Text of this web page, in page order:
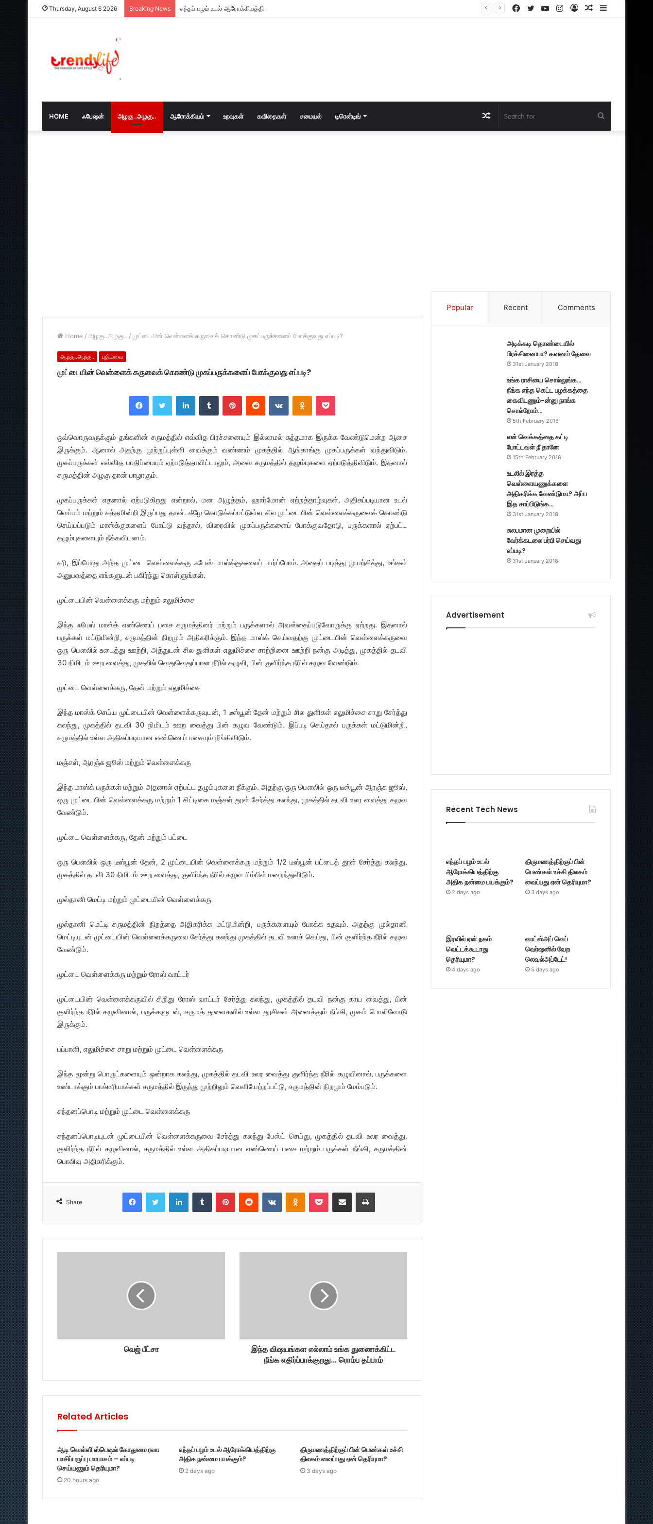
Thursday, August 6 2026 Breaking News எந்தப் பழம் உடல் ஆரோக்கியத்திற்கு அதிக நன்மை பயக்கும்? Sidebar
Random
Log
Instagram
YouTube
Twitter
Facebook
HOME ஃபேஷன் அழகு..அழகு.. ஆரோக்கியம் உறவுகள் கவிதைகள் சமையல் டிரென்டிங் Random
Home / அழகு..அழகு.. / முட்டையின் வெள்ளைக் கருவைக் கொண்டு முகப்பருக்களைப் போக்குவது எப்படி?
அழகு..அழகு.. புதியவை
முட்டையின் வெள்ளைக் கருவைக் கொண்டு முகப்பருக்களைப் போக்குவது எப்படி?
FacebookTwitter LinkedInTumblr PinterestReddit VKontakteOdnoklassniki
Pocket
ஒவ்வொருவருக்கும் தங்களின் சருமத்தில் எவ்வித பிரச்சனையும் இல்லாமல் சுத்தமாக இருக்க வேண்டுமென்ற ஆசை
இருக்கும். ஆனால் அதற்கு முற்றுப்புள்ளி வைக்கும் வண்ணம் முகத்தில் ஆங்காங்கு முகப்பருக்கள் வந்துவிடும்.
முகப்பருக்கள் எவ்வித பாதிப்பையும் ஏற்படுத்தாவிட்டாலும், அவை சருமத்தில் தழும்புகளை ஏற்படுத்திவிடும். இதனால்
சருமத்தின் அழகு தான் பாழாகும்.
முகப்பருக்கள் எதனால் ஏற்படுகிறது என்றால், மன அழுத்தம், ஹார்மோன் ஏற்றத்தாழ்வுகள், அதிகப்படியான உடல்
வெப்பம் மற்றும் சுத்தமின்றி இருப்பது தான். கீழே கொடுக்கப்பட்டுள்ள சில முட்டையின் வெள்ளைக்கருவைக் கொண்டு
செய்யப்படும் மாஸ்க்குகளைப் போட்டு வந்தால், விரைவில் முகப்பருக்களைப் போக்குவதோடு, பருக்களால் ஏற்பட்ட
தழும்புகளையும் நீக்கவிடலாம்.
சரி, இப்போது அந்த முட்டை வெள்ளைக்கரு ஃபேஸ் மாஸ்க்குகளைப் பார்ப்போம். அதைப் படித்து முயற்சித்து, உங்கள்
அனுபவத்தை எங்களுடன் பகிர்ந்து கொள்ளுங்கள்.
முட்டையின் வெள்ளைக்கரு மற்றும் எலுமிச்சை
இந்த ஃபேஸ் மாஸ்க் எண்ணெய் பசை சருமத்தினர் மற்றும் பருக்களால் அவஸ்தைப்படுவோருக்கு ஏற்றது. இதனால்
பருக்கள் மட்டுமின்றி, சருமத்தின் நிறமும் அதிகரிக்கும். இந்த மாஸ்க் செய்வதற்கு முட்டையின் வெள்ளைக்கருவை
ஒரு பௌலில் உடைத்து ஊற்றி, அத்துடன் சில துளிகள் எலுமிச்சை சாற்றினை ஊற்றி நன்கு அடித்து, முகத்தில் தடவி
30 நிமிடம் ஊற வைத்து, முதலில் வெதுவெதுப்பான நீரில் கழுவி, பின் குளிர்ந்த நீரில் கழுவ வேண்டும்.
முட்டை வெள்ளைக்கரு, தேன் மற்றும் எலுமிச்சை
இந்த மாஸ்க் செய்ய முட்டையின் வெள்ளைக்கருவுடன், 1 டீஸ்பூன் தேன் மற்றும் சில துளிகள் எலுமிச்சை சாறு சேர்த்து
கலந்து, முகத்தில் தடவி 30 நிமிடம் ஊற வைத்து பின் கழுவ வேண்டும். இப்படி செய்தால் பருக்கள் மட்டுமின்றி,
சருமத்தில் உள்ள அதிகப்படியான எண்ணெய் பசையும் நீங்கிவிடும்.
மஞ்சள், ஆரஞ்சு ஜூஸ் மற்றும் வெள்ளைக்கரு
இந்த மாஸ்க் பருக்கள் மற்றும் அதனால் ஏற்பட்ட தழும்புகளை நீக்கும். அதற்கு ஒரு பௌலில் ஒரு டீஸ்பூன் ஆரஞ்சு ஜூஸ்,
ஒரு முட்டையின் வெள்ளைக்கரு மற்றும் 1 சிட்டிகை மஞ்சள் தூள் சேர்த்து கலந்து, முகத்தில் தடவி உலர வைத்து கழுவ
வேண்டும்.
முட்டை வெள்ளைக்கரு, தேன் மற்றும் பட்டை
ஒரு பௌலில் ஒரு டீஸ்பூன் தேன், 2 முட்டையின் வெள்ளைக்கரு மற்றும் 1/2 டீஸ்பூன் பட்டைத் தூள் சேர்த்து கலந்து,
முகத்தில் தடவி 30 நிமிடம் ஊற வைத்து, குளிர்ந்த நீரில் கழுவ பிம்பிள் மறைந்துவிடும்.
முல்தானி மெட்டி மற்றும் முட்டையின் வெள்ளைக்கரு
முல்தானி மெட்டி சருமத்தின் நிறத்தை அதிகரிக்க மட்டுமின்றி, பருக்களையும் போக்க உதவும். அதற்கு முல்தானி
மெட்டியுடன் முட்டையின் வெள்ளைக்கருவை சேர்த்து கலந்து முகத்தில் தடவி உலரச் செய்து, பின் குளிர்ந்த நீரில் கழுவ
வேண்டும்.
முட்டை வெள்ளைக்கரு மற்றும் ரோஸ் வாட்டர்
முட்டையின் வெள்ளைக்கருவில் சிறிது ரோஸ் வாட்டர் சேர்த்து கலந்து, முகத்தில் தடவி நன்கு காய வைத்து, பின்
குளிர்ந்த நீரில் கழுவினால், பருக்களுடன், சருமத் துளைகளில் உள்ள தூசிகள் அனைத்தும் நீங்கி, முகம் பொலிவோடு
இருக்கும்.
பப்பாளி, எலுமிச்சை சாறு மற்றும் முட்டை வெள்ளைக்கரு
இந்த மூன்று பொருட்களையும் ஒன்றாக கலந்து, முகத்தில் தடவி உலர வைத்து குளிர்ந்த நீரில் கழுவினால், பருக்களை
உண்டாக்கும் பாக்டீரியாக்கள் சருமத்தில் இருந்து முற்றிலும் வெளியேற்றப்பட்டு, சருமத்தின் நிறமும் மேம்படும்.
சந்தனப்பொடி மற்றும் முட்டை வெள்ளைக்கரு
சந்தனப்பொடியுடன் முட்டையின் வெள்ளைக்கருவை சேர்த்து கலந்து பேஸ்ட் செய்து, முகத்தில் தடவி உலர வைத்து,
குளிர்ந்த நீரில் கழுவினால், சருமத்தில் உள்ள அதிகப்படியான எண்ணெய் பசை மற்றும் பருக்கள் நீங்கி, சருமத்தின்
பொலிவு அதிகரிக்கும்.
Share
FacebookTwitter LinkedInTumblr PinterestReddit VKontakteOdnoklassniki
Pocket Share via Email Print
வெஜ் பீட்சா
இந்த விஷயங்கள எல்லாம் உங்க துணைக்கிட்ட
நீங்க எதிர்ப்பாக்குறது... ரொம்ப தப்பாம்
Related Articles
ஆடி வெள்ளி ஸ்பெஷல் கோதுமை ரவா
பாசிப்பருப்பு பாயாசம் – எப்படி
செய்யணும் தெரியுமா?
20 hours ago
எந்தப் பழம் உடல் ஆரோக்கியத்திற்கு
அதிக நன்மை பயக்கும்?
2 days ago
திருமணத்திற்குப் பின் பெண்கள் உச்சி
திலகம் வைப்பது ஏன் தெரியுமா?
3 days ago
Popular Recent Comments
அடிக்கடி தொண்டையில்
பிரச்சினையா? கவனம் தேவை
31st January 2018
உங்க ராசியை சொல்லுங்க…
நீங்க எந்த கெட்ட பழக்கத்தை
கைவிடணும்-ன்னு நாங்க
சொல்றோம்…
5th February 2018
என் வெக்கத்தை கட்டி
போட்டவள் நீ தானே
15th February 2018
உடலில் இரத்த
வெள்ளையணுக்களை
அதிகரிக்க வேண்டுமா? அப்ப
இத சாப்பிடுங்க…
31st January 2018
சுலபமான முறையில்
வேர்க்கடலை பர்பி செய்வது
எப்படி?
31st January 2018
Advertisement
Recent Tech News
எந்தப் பழம் உடல்
ஆரோக்கியத்திற்கு
அதிக நன்மை பயக்கும்?
2 days ago
திருமணத்திற்குப் பின்
பெண்கள் உச்சி திலகம்
வைப்பது ஏன் தெரியுமா?
3 days ago
இரவில் ஏன் நகம்
வெட்டக்கூடாது
தெரியுமா?
4 days ago
வாட்ஸ்அப் வெப்
வெர்ஷனில் வேற
லெவல்அப்டேட்!
5 days ago